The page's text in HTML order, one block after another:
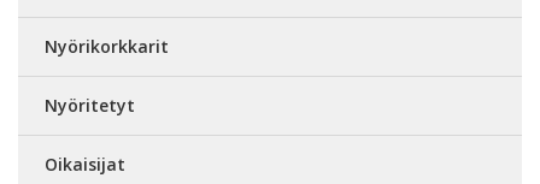
Nyörikorkkarit
Nyöritetyt
Oikaisijat